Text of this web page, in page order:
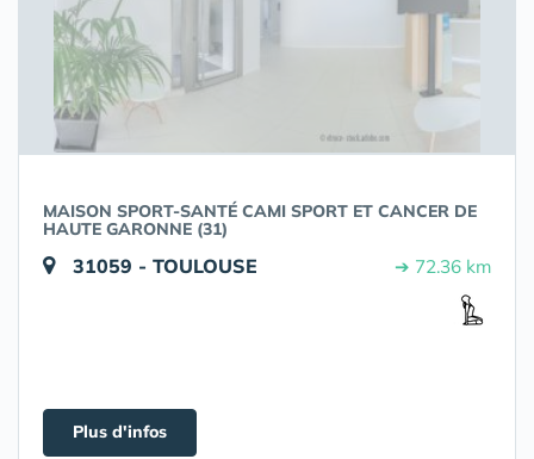
MAISON SPORT-SANTÉ CAMI SPORT ET CANCER DE
HAUTE GARONNE (31)
31059 - TOULOUSE ➔ 72.36 km
Plus d'infos